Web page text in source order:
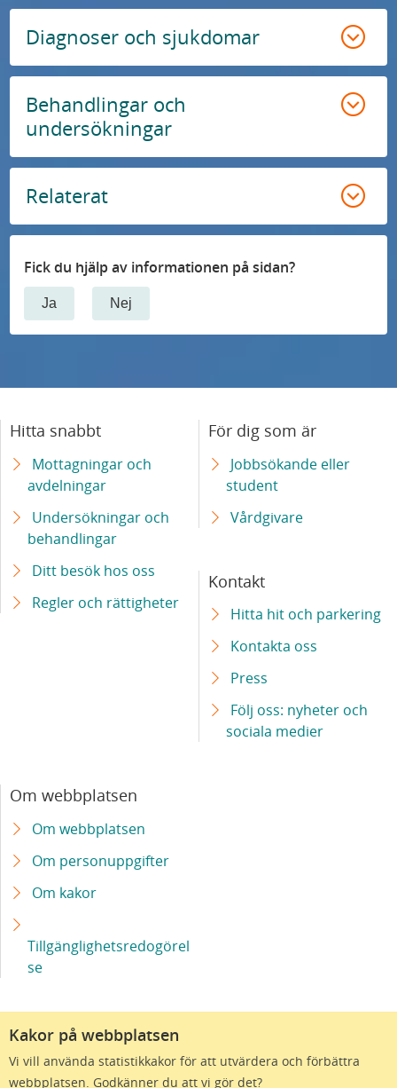
Kakor på webbplatsen
Vi vill använda statistikkakor för att utvärdera och förbättra
webbplatsen. Godkänner du att vi gör det?
Diagnoser och sjukdomar
Behandlingar och
undersökningar
Relaterat
Fick du hjälp av informationen på sidan?
Ja Nej
Hitta snabbt
Mottagningar och
avdelningar
Undersökningar och
behandlingar
Ditt besök hos oss
Regler och rättigheter
För dig som är
Jobbsökande eller
student
Vårdgivare
Kontakt
Hitta hit och parkering
Kontakta oss
Press
Följ oss: nyheter och
sociala medier
Om webbplatsen
Om webbplatsen
Om personuppgifter
Om kakor
Tillgänglighetsredogörel
se